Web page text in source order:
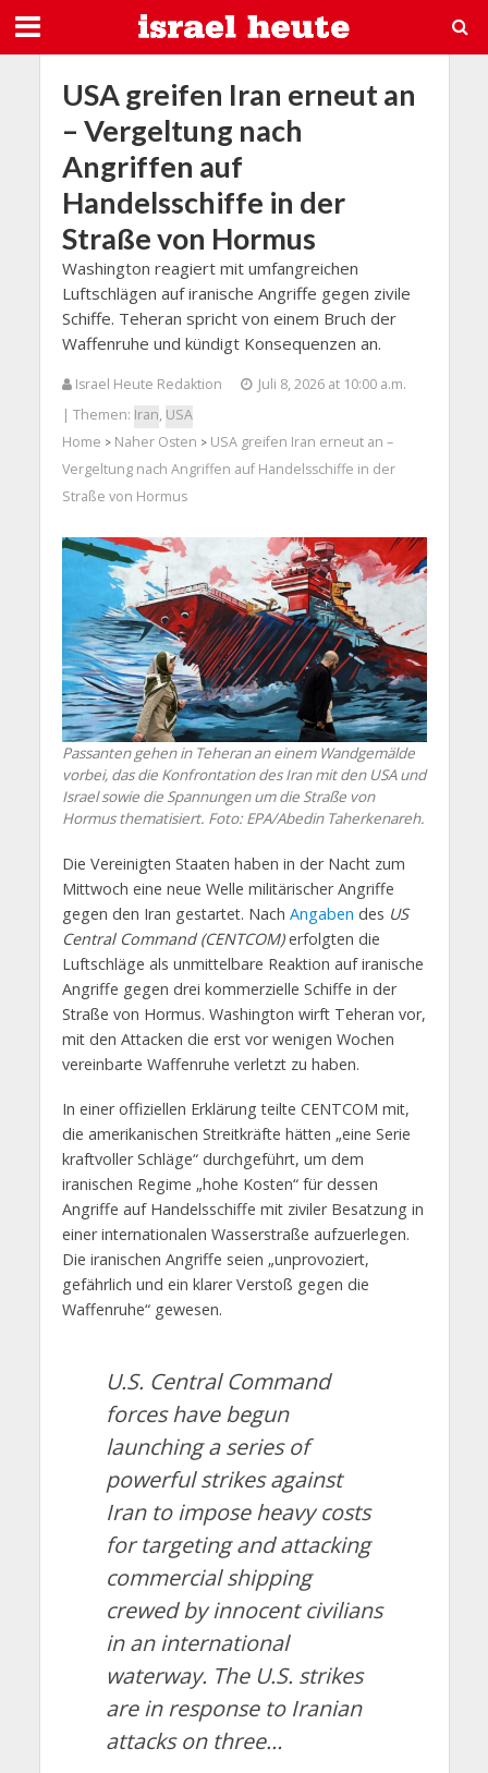
USA greifen Iran erneut an
– Vergeltung nach
Angriffen auf
Handelsschiffe in der
Straße von Hormus
Washington reagiert mit umfangreichen
Luftschlägen auf iranische Angriffe gegen zivile
Schiffe. Teheran spricht von einem Bruch der
Waffenruhe und kündigt Konsequenzen an.
Israel Heute Redaktion
Juli 8, 2026 at 10:00 a.m.
| Themen: Iran, USA
Home > Naher Osten > USA greifen Iran erneut an –
Vergeltung nach Angriffen auf Handelsschiffe in der
Straße von Hormus
Passanten gehen in Teheran an einem Wandgemälde
vorbei, das die Konfrontation des Iran mit den USA und
Israel sowie die Spannungen um die Straße von
Hormus thematisiert. Foto: EPA/Abedin Taherkenareh.
Die Vereinigten Staaten haben in der Nacht zum
Mittwoch eine neue Welle militärischer Angriffe
gegen den Iran gestartet. Nach Angaben des US
Central Command (CENTCOM)erfolgten die
Luftschläge als unmittelbare Reaktion auf iranische
Angriffe gegen drei kommerzielle Schiffe in der
Straße von Hormus. Washington wirft Teheran vor,
mit den Attacken die erst vor wenigen Wochen
vereinbarte Waffenruhe verletzt zu haben.
In einer offiziellen Erklärung teilte CENTCOM mit,
die amerikanischen Streitkräfte hätten „eine Serie
kraftvoller Schläge“ durchgeführt, um dem
iranischen Regime „hohe Kosten“ für dessen
Angriffe auf Handelsschiffe mit ziviler Besatzung in
einer internationalen Wasserstraße aufzuerlegen.
Die iranischen Angriffe seien „unprovoziert,
gefährlich und ein klarer Verstoß gegen die
Waffenruhe“ gewesen.
U.S. Central Command
forces have begun
launching a series of
powerful strikes against
Iran to impose heavy costs
for targeting and attacking
commercial shipping
crewed by innocent civilians
in an international
waterway. The U.S. strikes
are in response to Iranian
attacks on three…